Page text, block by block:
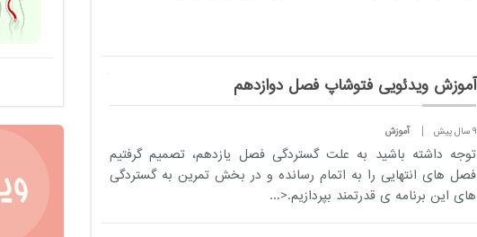
آموزش ویدئویی فتوشاپ فصل دوازدهم
9 سال پیش آموزش
توجه داشته باشید به علت گستردگی فصل یازدهم، تصمیم گرفتیم
فصل های انتهایی را به اتمام رسانده و در بخش تمرین به گستردگی
های این برنامه ی قدرتمند بپردازیم.<...